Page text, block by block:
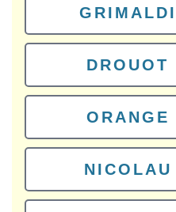
GRIMALDI
DROUOT
ORANGE
NICOLAU